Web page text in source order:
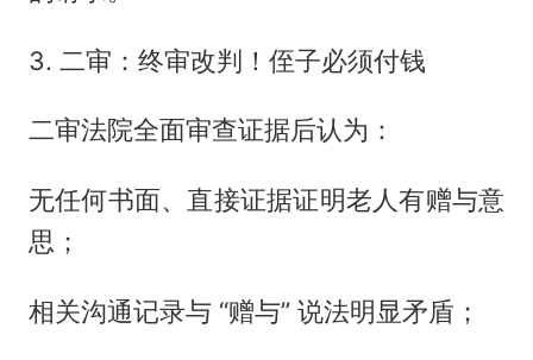
3. 二审：终审改判！侄子必须付钱
二审法院全面审查证据后认为：
无任何书面、直接证据证明老人有赠与意
思；
相关沟通记录与 “赠与” 说法明显矛盾；